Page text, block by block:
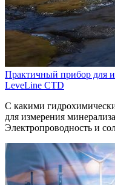
Практичный прибор для
LeveLine CTD
С какими
для измерения
Электропроводность и